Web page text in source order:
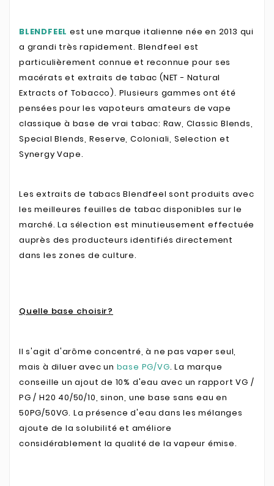
BLENDFEEL est une marque italienne née en 2013 qui
a grandi très rapidement. Blendfeel est
particulièrement connue et reconnue pour ses
macérats et extraits de tabac (NET - Natural
Extracts of Tobacco). Plusieurs gammes ont été
pensées pour les vapoteurs amateurs de vape
classique à base de vrai tabac: Raw, Classic Blends,
Special Blends, Reserve, Coloniali, Selection et
Synergy Vape.
Les extraits de tabacs Blendfeel sont produits avec
les meilleures feuilles de tabac disponibles sur le
marché. La sélection est minutieusement effectuée
auprès des producteurs identifiés directement
dans les zones de culture.
Quelle base choisir?
Il s'agit d'arôme concentré, à ne pas vaper seul,
mais à diluer avec un base PG/VG.La marque
conseille un ajout de 10% d'eau avec un rapport VG /
PG / H20 40/50/10, sinon, une base sans eau en
50PG/50VG. La présence d'eau dans les mélanges
ajoute de la solubilité et améliore
considérablement la qualité de la vapeur émise.